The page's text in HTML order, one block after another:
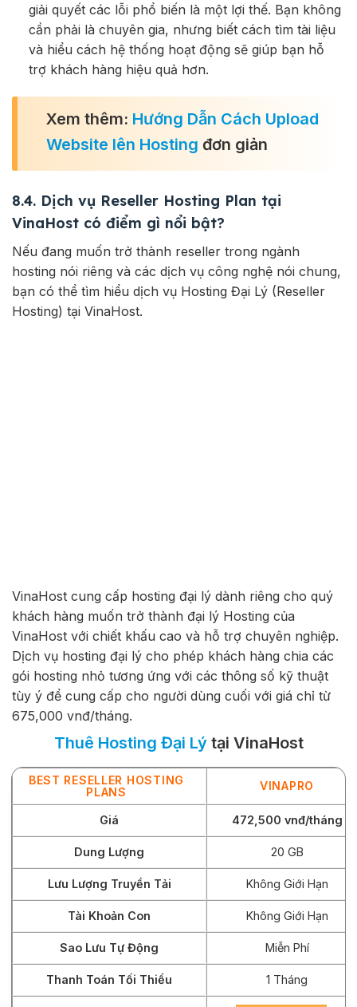
giải quyết các lỗi phổ biến là một lợi thế. Bạn không
cần phải là chuyên gia, nhưng biết cách tìm tài liệu
và hiểu cách hệ thống hoạt động sẽ giúp bạn hỗ
trợ khách hàng hiệu quả hơn.
Xem thêm: Hướng Dẫn Cách Upload
Website lên Hosting đơn giản
8.4. Dịch vụ Reseller Hosting Plan tại
VinaHost có điểm gì nổi bật?
Nếu đang muốn trở thành reseller trong ngành
hosting nói riêng và các dịch vụ công nghệ nói chung,
bạn có thể tìm hiểu dịch vụ Hosting Đại Lý (Reseller
Hosting) tại VinaHost.
VinaHost cung cấp hosting đại lý dành riêng cho quý
khách hàng muốn trở thành đại lý Hosting của
VinaHost với chiết khấu cao và hỗ trợ chuyên nghiệp.
Dịch vụ hosting đại lý cho phép khách hàng chia các
gói hosting nhỏ tương ứng với các thông số kỹ thuật
tùy ý để cung cấp cho người dùng cuối với giá chỉ từ
675,000 vnđ/tháng.
Thuê Hosting Đại Lýtại VinaHost
BEST RESELLER HOSTING
PLANS
VINAPRO
Giá 472,500 vnđ/tháng
Dung Lượng 20 GB
Lưu Lượng Truyền Tải Không Giới Hạn
Tài Khoản Con Không Giới Hạn
Sao Lưu Tự Động Miễn Phí
Thanh Toán Tối Thiểu 1 Tháng